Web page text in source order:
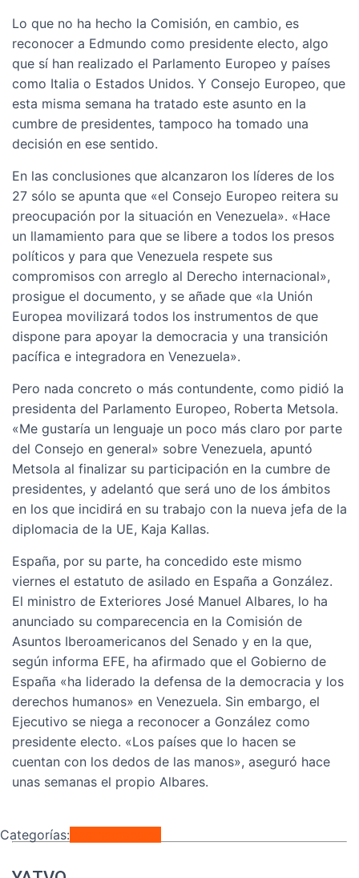
Lo que no ha hecho la Comisión, en cambio, es
reconocer a Edmundo como presidente electo, algo
que sí han realizado el Parlamento Europeo y países
como Italia o Estados Unidos. Y Consejo Europeo, que
esta misma semana ha tratado este asunto en la
cumbre de presidentes, tampoco ha tomado una
decisión en ese sentido.
En las conclusiones que alcanzaron los líderes de los
27 sólo se apunta que «el Consejo Europeo reitera su
preocupación por la situación en Venezuela». «Hace
un llamamiento para que se libere a todos los presos
políticos y para que Venezuela respete sus
compromisos con arreglo al Derecho internacional»,
prosigue el documento, y se añade que «la Unión
Europea movilizará todos los instrumentos de que
dispone para apoyar la democracia y una transición
pacífica e integradora en Venezuela».
Pero nada concreto o más contundente, como pidió la
presidenta del Parlamento Europeo, Roberta Metsola.
«Me gustaría un lenguaje un poco más claro por parte
del Consejo en general» sobre Venezuela, apuntó
Metsola al finalizar su participación en la cumbre de
presidentes, y adelantó que será uno de los ámbitos
en los que incidirá en su trabajo con la nueva jefa de la
diplomacia de la UE, Kaja Kallas.
España, por su parte, ha concedido este mismo
viernes el estatuto de asilado en España a González.
El ministro de Exteriores José Manuel Albares, lo ha
anunciado su comparecencia en la Comisión de
Asuntos Iberoamericanos del Senado y en la que,
según informa EFE, ha afirmado que el Gobierno de
España «ha liderado la defensa de la democracia y los
derechos humanos» en Venezuela. Sin embargo, el
Ejecutivo se niega a reconocer a González como
presidente electo. «Los países que lo hacen se
cuentan con los dedos de las manos», aseguró hace
unas semanas el propio Albares.
Categorías: